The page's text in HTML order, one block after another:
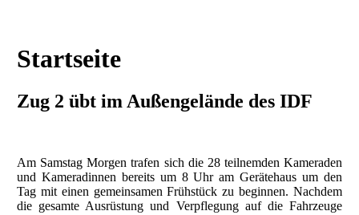
Startseite
Zug 2 übt im Außengelände des IDF
Am Samstag Morgen trafen sich die 28 teilnemden Kameraden
und Kameradinnen bereits um 8 Uhr am Gerätehaus um den
Tag mit einen gemeinsamen Frühstück zu beginnen. Nachdem
die gesamte Ausrüstung und Verpflegung auf die Fahrzeuge